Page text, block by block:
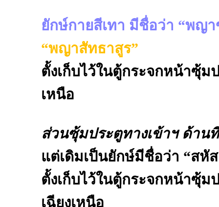
ยักษ์กายสีเทา มีชื่อว่า “พญา
“พญาสัทธาสูร”
ตั้งเก็บไว้ในตู้กระจกหน้าซุ้ม
เหนือ
ส่วนซุ้มประตูทางเข้าฯ ด้าน
แต่เดิมเป็นยักษ์มีชื่อว่า “สหั
ตั้งเก็บไว้ในตู้กระจกหน้าซุ้ม
เฉียงเหนือ